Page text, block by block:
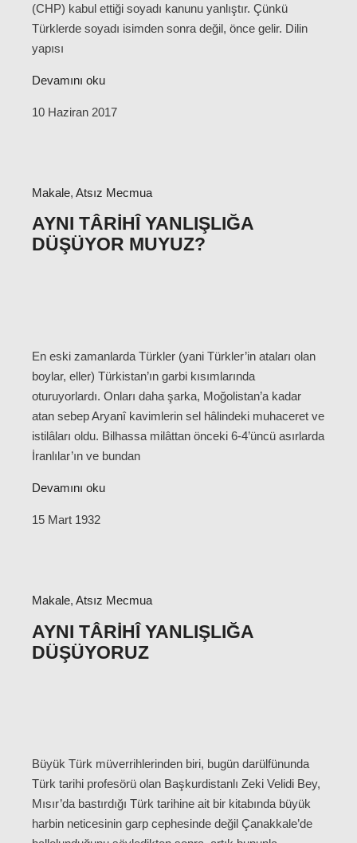
(CHP) kabul ettiği soyadı kanunu yanlıştır. Çünkü
Türklerde soyadı isimden sonra değil, önce gelir. Dilin
yapısı
Devamını oku
10 Haziran 2017
Makale, Atsız Mecmua
AYNI TÂRIHÎ YANLIŞLIĞA
DÜŞÜYOR MUYUZ?
En eski zamanlarda Türkler (yani Türkler’in ataları olan
boylar, eller) Türkistan’ın garbi kısımlarında
oturuyorlardı. Onları daha şarka, Moğolistan’a kadar
atan sebep Aryanî kavimlerin sel hâlindeki muhaceret ve
istilâları oldu. Bilhassa milâttan önceki 6-4’üncü asırlarda
İranlılar’ın ve bundan
Devamını oku
15 Mart 1932
Makale, Atsız Mecmua
AYNI TÂRIHÎ YANLIŞLIĞA
DÜŞÜYORUZ
Büyük Türk müverrihlerinden biri, bugün darülfünunda
Türk tarihi profesörü olan Başkurdistanlı Zeki Velidi Bey,
Mısır’da bastırdığı Türk tarihine ait bir kitabında büyük
harbin neticesinin garp cephesinde değil Çanakkale’de